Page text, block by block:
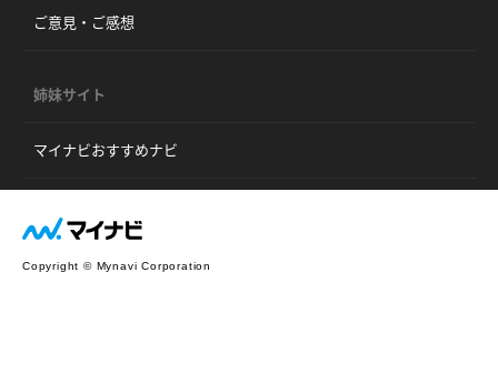
ご意見・ご感想
姉妹サイト
マイナビおすすめナビ
Copyright © Mynavi Corporation